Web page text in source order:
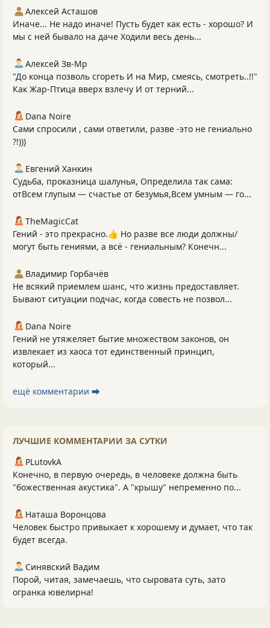
Алексей Асташов
Иначе... Не надо иначе! Пусть будет как есть - хорошо? И
мы с ней бывало на даче Ходили весь день...
Алексей Зв-Mp
"До конца позволь сгореть И на Мир, смеясь, смотреть..!!"
Как Жар-Птица вверх взлечу И от терний...
Dana Noire
Сами спросили , сами ответили, разве -это не гениально
?!)))
Евгений Ханкин
Судьба, проказница шалунья, Определила так сама:
отВсем глупым — счастье от безумья,Всем умным — го...
TheMagicCat
Гений - это прекрасно.👍 Но разве все люди должны/
могут быть гениями, а всё - гениальным? Конечн...
Владимир Горбачёв
Не всякий приемлем шанс, что жизнь предоставляет.
Бывают ситуации подчас, когда совесть не позвол...
Dana Noire
Гений не утяжеляет бытие множеством законов, он
извлекает из хаоса тот единственный принцип,
который...
ещё комментарии ⮕
ЛУЧШИЕ КОММЕНТАРИИ ЗА СУТКИ
PLutоvkА
Конечно, в первую очередь, в человеке должна быть
"божественная акустика". А "крышу" непременно по...
Наташа Воронцова
Человек быстро привыкает к хорошему и думает, что так
будет всегда.
Синявский Вадим
Порой, читая, замечаешь, что сыровата суть, зато
огранка ювелирна!